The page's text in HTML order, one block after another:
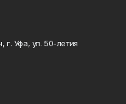
г. Уфа, ул. 50-летия